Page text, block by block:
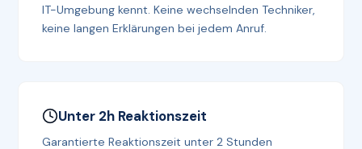
IT-Umgebung kennt. Keine wechselnden Techniker,
keine langen Erklärungen bei jedem Anruf.
Unter 2h Reaktionszeit
Garantierte Reaktionszeit unter 2 Stunden